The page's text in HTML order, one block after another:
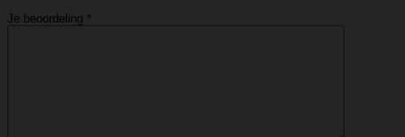
Je beoordeling *